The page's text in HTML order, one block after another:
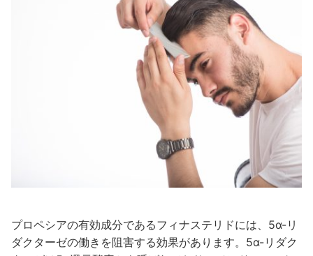
プロペシアの有効成分であるフィナステリドには、5α-リ
ダクターゼの働きを阻害する効果があります。5α-リダク